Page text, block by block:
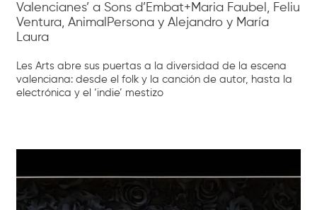
Valencianes’ a Sons d’Embat+Maria Faubel, Feliu
Ventura, AnimalPersona y Alejandro y María
Laura
Les Arts abre sus puertas a la diversidad de la escena
valenciana: desde el folk y la canción de autor, hasta la
electrónica y el ‘indie’ mestizo